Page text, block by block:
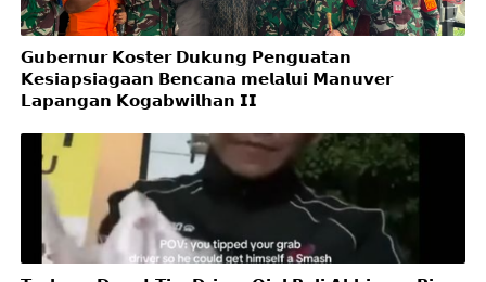
𝗚𝘂𝗯𝗲𝗿𝗻𝘂𝗿 𝗞𝗼𝘀𝘁𝗲𝗿 𝗗𝘂𝗸𝘂𝗻𝗴 𝗣𝗲𝗻𝗴𝘂𝗮𝘁𝗮𝗻
𝗞𝗲𝘀𝗶𝗮𝗽𝘀𝗶𝗮𝗴𝗮𝗮𝗻 𝗕𝗲𝗻𝗰𝗮𝗻𝗮 𝗺𝗲𝗹𝗮𝗹𝘂𝗶 𝗠𝗮𝗻𝘂𝘃𝗲𝗿
𝗟𝗮𝗽𝗮𝗻𝗴𝗮𝗻 𝗞𝗼𝗴𝗮𝗯𝘄𝗶𝗹𝗵𝗮𝗻 𝗜𝗜